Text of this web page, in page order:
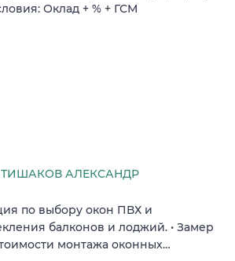
Оклад + % + ГСМ
АЛЕКСАНДР
по выбору окон ПВХ и
балконов и лоджий. • Замер
монтажа оконных…